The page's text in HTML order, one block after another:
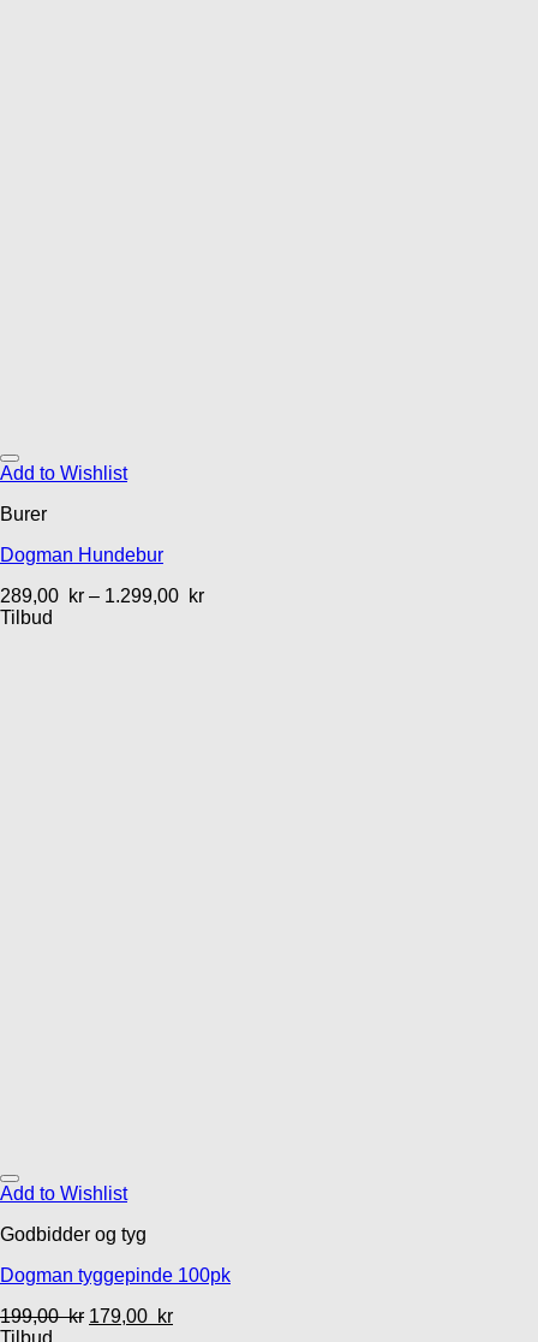
Add to Wishlist
Burer
Dogman Hundebur
289,00 kr – 1.299,00 kr
Tilbud
Add to Wishlist
Godbidder og tyg
Dogman tyggepinde 100pk
199,00kr 179,00 kr